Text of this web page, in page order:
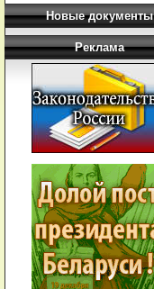
Новые документы
Реклама